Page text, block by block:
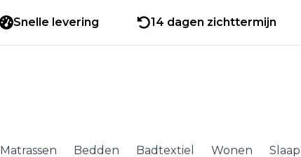
Snelle levering 14 dagen zichttermijn
Matrassen Bedden Badtextiel Wonen